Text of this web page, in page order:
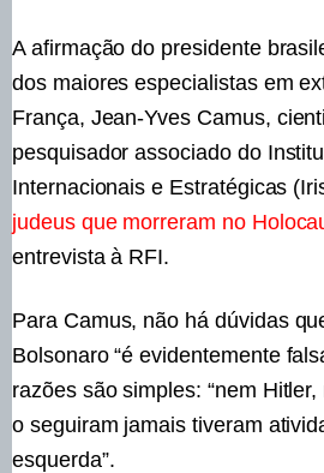
A afirmação do presidente
dos maiores especialistas em
França, Jean-Yves Camus,
pesquisador associado do
Internacionais e Estratégicas
judeus que morreram no
entrevista à RFI.
Para Camus, não há dúvidas
Bolsonaro “é evidentemente
razões são simples: “nem
o seguiram jamais tiveram
esquerda”.